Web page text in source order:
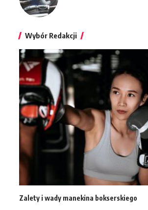
Wybór Redakcji
Zalety i wady manekina bokserskiego